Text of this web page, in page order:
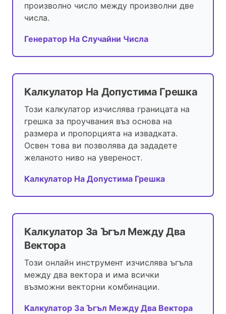
произволно число между произволни две
числа.
Генератор На Случайни Числа
Калкулатор На Допустима Грешка
Този калкулатор изчислява границата на
грешка за проучвания въз основа на
размера и пропорцията на извадката.
Освен това ви позволява да зададете
желаното ниво на увереност.
Калкулатор На Допустима Грешка
Калкулатор За Ъгъл Между Два
Вектора
Този онлайн инструмент изчислява ъгъла
между два вектора и има всички
възможни векторни комбинации.
Калкулатор За Ъгъл Между Два Вектора